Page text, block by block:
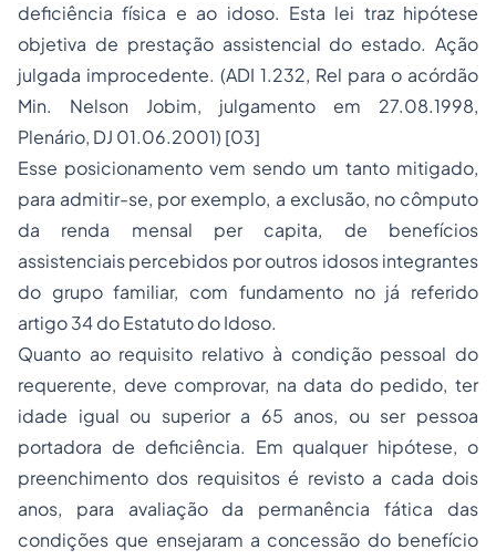
deficiência física e ao idoso. Esta lei traz hipótese
objetiva de prestação assistencial do estado. Ação
julgada improcedente. (ADI 1.232, Rel para o acórdão
Min. Nelson Jobim, julgamento em 27.08.1998,
Plenário, DJ 01.06.2001) [03]
Esse posicionamento vem sendo um tanto mitigado,
para admitir-se, por exemplo, a exclusão, no cômputo
da renda mensal per capita, de benefícios
assistenciais percebidos por outros idosos integrantes
do grupo familiar, com fundamento no já referido
artigo 34 do Estatuto do Idoso.
Quanto ao requisito relativo à condição pessoal do
requerente, deve comprovar, na data do pedido, ter
idade igual ou superior a 65 anos, ou ser pessoa
portadora de deficiência. Em qualquer hipótese, o
preenchimento dos requisitos é revisto a cada dois
anos, para avaliação da permanência fática das
condições que ensejaram a concessão do benefício